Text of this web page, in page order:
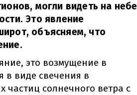
могли видеть на небе
Это явление
объясняем, что
это возмущение в
в виде свечения в
частиц солнечного ветра с